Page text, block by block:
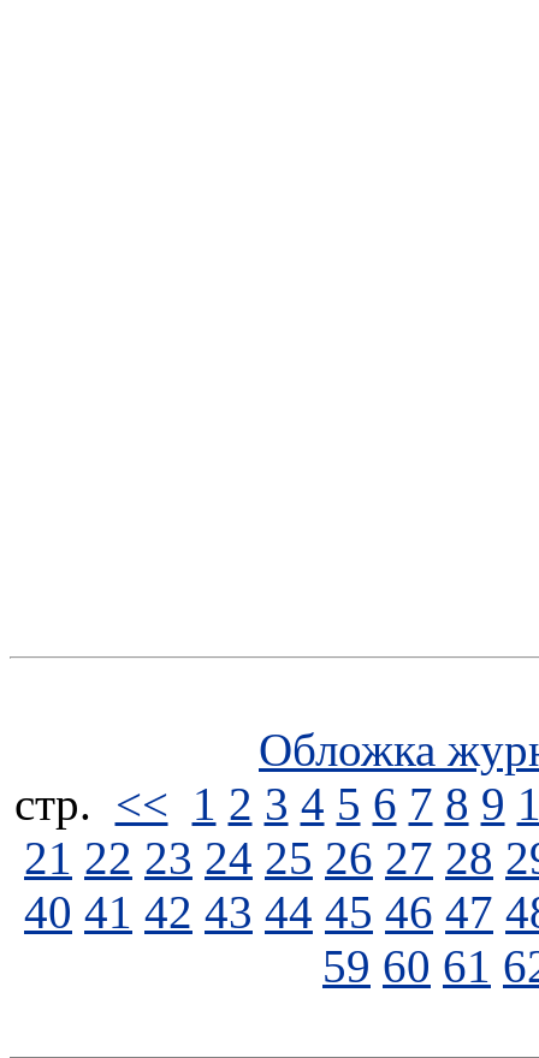
Обложка
стp. << 1 2 3 4 5 6 7 8 9
21 22 23 24 25 26 27 28
40 41 42 43 44 45 46 47
59 60 61